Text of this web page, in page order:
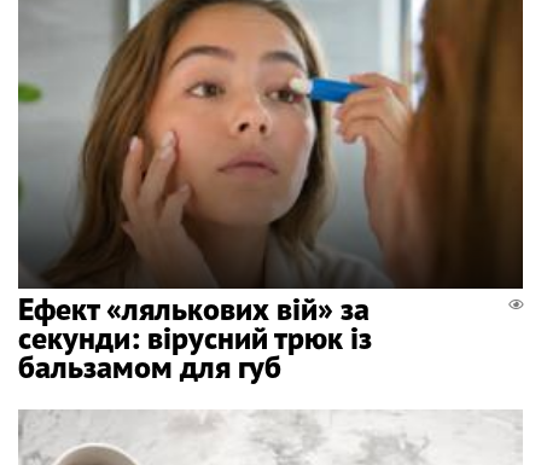
Ефект «лялькових вій» за
секунди: вірусний трюк із
бальзамом для губ